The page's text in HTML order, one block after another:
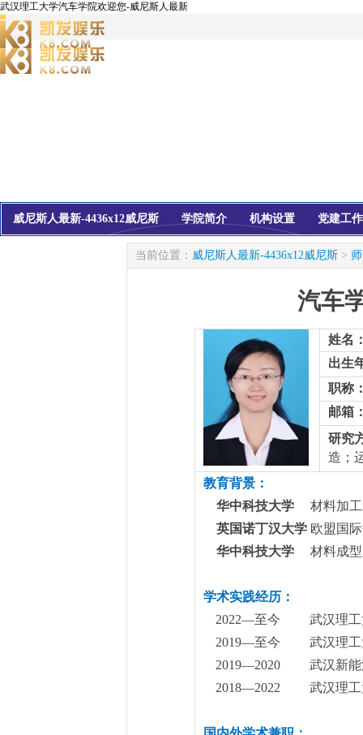
武汉理工大学汽车学院欢迎您-威尼斯人最新
威尼斯人最新-4436x12威尼斯 学院简介 机构设置 党建工作
当前位置： 威尼斯人最新-4436x12威尼斯 >
汽车
姓名
出生
职称
邮箱
研究
造；
教育背景：
华中科技大学材料加
英国诺丁汉大学欧盟
华中科技大学材料
学术实践经历：
2022—至今 武汉理工
2019—至今 武汉理工
2019—2020武汉新
2018—2022武汉理